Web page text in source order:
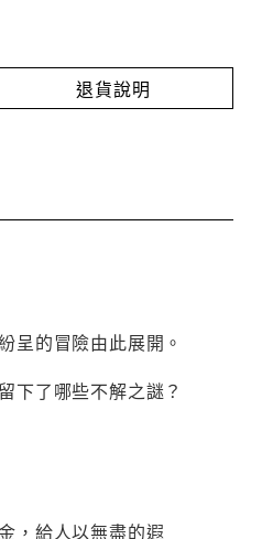
退貨說明
呈的冒險由此展開。
下了哪些不解之謎？
，給人以無盡的遐